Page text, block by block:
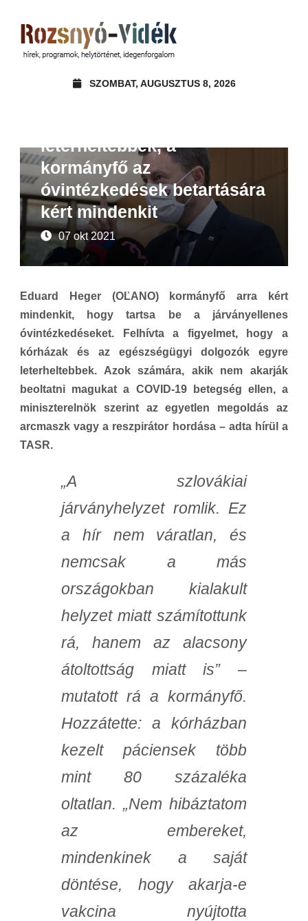
SZOMBAT, AUGUSZTUS 8, 2026
leterheltebbek, a
kormányfő az
óvintézkedések betartására
kért mindenkit
07 okt 2021
Eduard Heger (OĽANO) kormányfő arra kért
mindenkit, hogy tartsa be a járványellenes
óvintézkedéseket. Felhívta a figyelmet, hogy a
kórházak és az egészségügyi dolgozók egyre
leterheltebbek. Azok számára, akik nem akarják
beoltatni magukat a COVID-19 betegség ellen, a
miniszterelnök szerint az egyetlen megoldás az
arcmaszk vagy a reszpirátor hordása – adta hírül a
TASR.
„A szlovákiai
járványhelyzet romlik. Ez
a hír nem váratlan, és
nemcsak a más
országokban kialakult
helyzet miatt számítottunk
rá, hanem az alacsony
átoltottság miatt is” –
mutatott rá a kormányfő.
Hozzátette: a kórházban
kezelt páciensek több
mint 80 százaléka
oltatlan. „Nem hibáztatom
az embereket,
mindenkinek a saját
döntése, hogy akarja-e
vakcina nyújtotta